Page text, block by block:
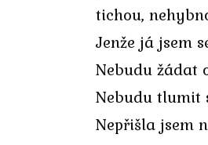
tichou,
Jenže já jsem
Nebudu žádat
Nebudu tlumit
Nepřišla jsem